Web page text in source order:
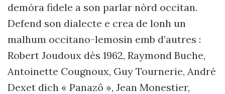
demòra fidele a son parlar nòrd occitan.
Defend son dialecte e crea de lonh un
malhum occitano-lemosin emb d’autres :
Robert Joudoux dès 1962, Raymond Buche,
Antoinette Cougnoux, Guy Tournerie, André
Dexet dich « Panazô », Jean Monestier,